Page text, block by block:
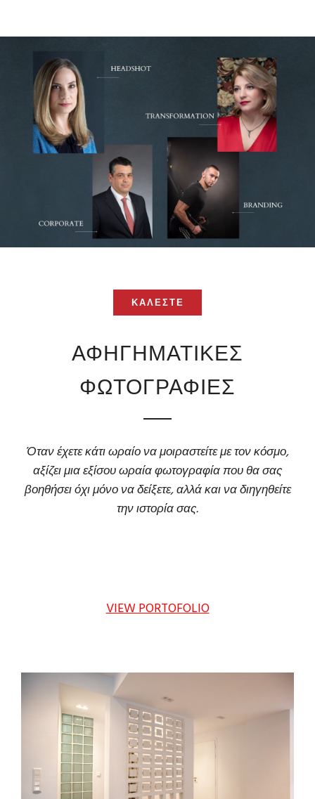
ΚΑΛΕΣΤΕ
ΑΦΗΓΗΜΑΤΙΚΕΣ
ΦΩΤΟΓΡΑΦΙΕΣ
Όταν έχετε κάτι ωραίο να μοιραστείτε με τον κόσμο,
αξίζει μια εξίσου ωραία φωτογραφία που θα σας
βοηθήσει όχι μόνο να δείξετε, αλλά και να διηγηθείτε
την ιστορία σας.
VIEW PORTOFOLIO